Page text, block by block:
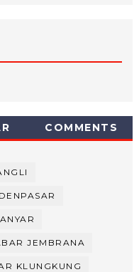
COMMENTS
JEMBRANA
KLUNGKUNG